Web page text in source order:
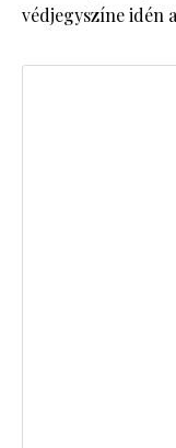
védjegyszíne idén